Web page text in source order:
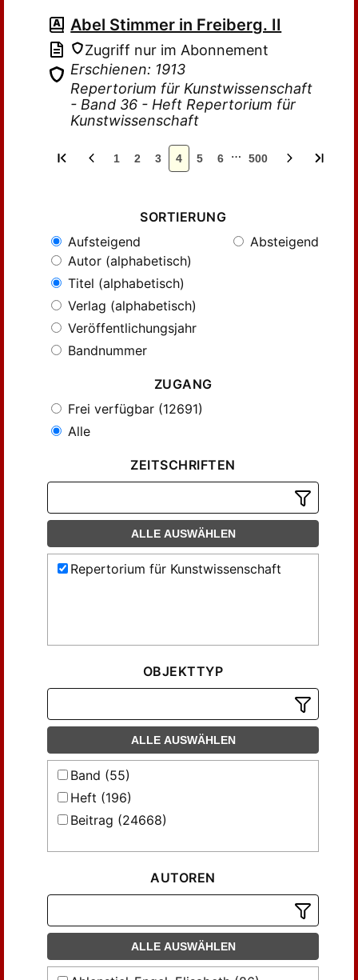
Abel Stimmer in Freiberg. II
Zugriff nur im Abonnement
Erschienen: 1913
Repertorium für Kunstwissenschaft
- Band 36 - Heft Repertorium für
Kunstwissenschaft
1 2 3 4 5 6 … 500
SORTIERUNG
Aufsteigend
Absteigend
Autor (alphabetisch)
Titel (alphabetisch)
Verlag (alphabetisch)
Veröffentlichungsjahr
Bandnummer
ZUGANG
Frei verfügbar (12691)
Alle
ZEITSCHRIFTEN
ALLE AUSWÄHLEN
Repertorium für Kunstwissenschaft
OBJEKTTYP
ALLE AUSWÄHLEN
Band (55)
Heft (196)
Beitrag (24668)
AUTOREN
ALLE AUSWÄHLEN